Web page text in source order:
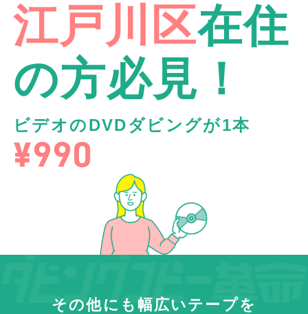
江戸川区在住
の方必見！
ビデオのDVDダビングが1本
¥990
その他にも幅広いテープを